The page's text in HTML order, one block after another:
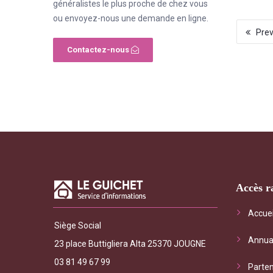
Prev
généralistes le plus proche de chez vous
ou envoyez-nous une demande en ligne.
Contactez-nous
Siège Social
23 place Buttigliera Alta 25370 JOUGNE
03 81 49 67 99
Accès
Accueil
"Le
les